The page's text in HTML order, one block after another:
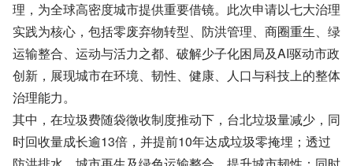
理，为全球高密度城市提供重要借镜。此次申请以七大治理
实践为核心，包括零废弃物转型、防洪管理、商圈重生、绿
运输整合、运动与活力之都、破解少子化困局及AI驱动市政
创新，展现城市在环境、韧性、健康、人口与科技上的整体
治理能力。
其中，在垃圾费随袋徵收制度推动下，台北垃圾量减少，同
时回收量成长逾13倍，并提前10年达成垃圾零掩埋；透过